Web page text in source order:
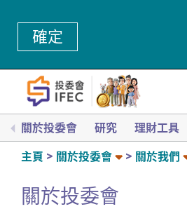
確定
關於投委會 研究 理財工具
主頁 關於投委會 關於我們
關於投委會